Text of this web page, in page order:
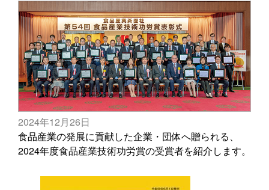
2024年12月26日
食品産業の発展に貢献した企業・団体へ贈られる、
2024年度食品産業技術功労賞の受賞者を紹介します。